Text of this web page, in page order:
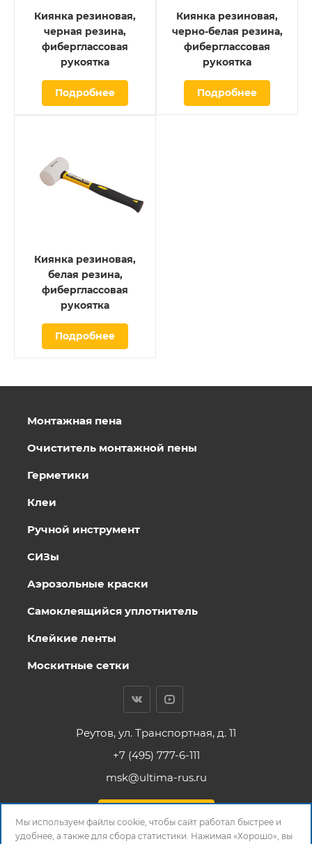
Киянка резиновая,
черная резина,
фиберглассовая
рукоятка
Подробнее
Киянка резиновая,
черно-белая резина,
фиберглассовая
рукоятка
Подробнее
Киянка резиновая,
белая резина,
фиберглассовая
рукоятка
Подробнее
Монтажная пена
Очиститель монтажной пены
Герметики
Клеи
Ручной инструмент
СИЗы
Аэрозольные краски
Самоклеящийся уплотнитель
Клейкие ленты
Москитные сетки
Реутов, ул. Транспортная, д. 11
+7 (495) 777-6-111
msk@ultima-rus.ru
Мы используем файлы cookie, чтобы сайт работал быстрее и
удобнее, а также для сбора статистики. Нажимая «Хорошо», вы